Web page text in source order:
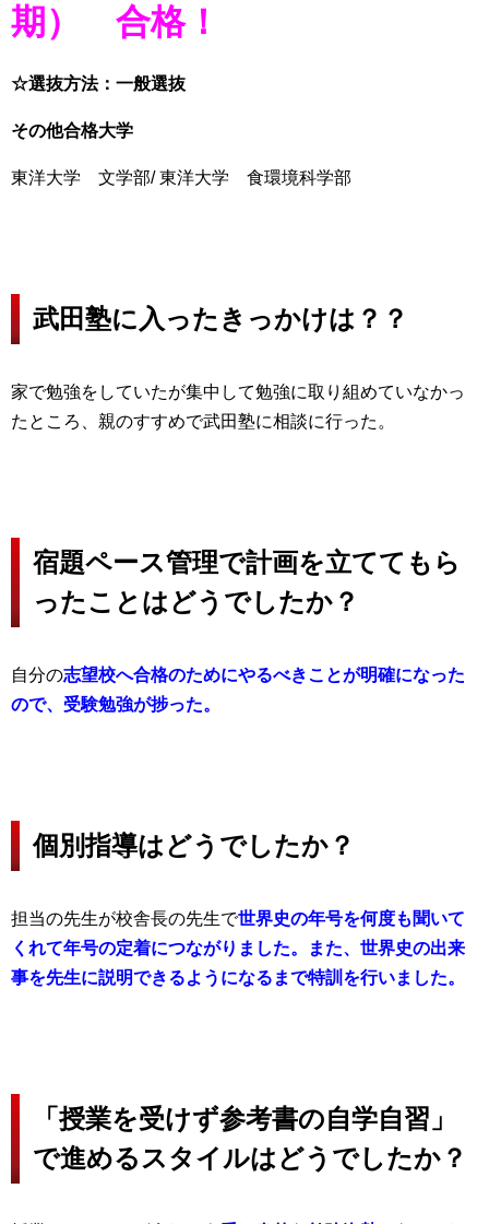
期） 合格！
☆選抜方法：一般選抜
その他合格大学
東洋大学 文学部/ 東洋大学 食環境科学部
武田塾に入ったきっかけは？？
家で勉強をしていたが集中して勉強に取り組めていなかっ
たところ、親のすすめで武田塾に相談に行った。
宿題ペース管理で計画を立ててもら
ったことはどうでしたか？
自分の志望校へ合格のためにやるべきことが明確になった
ので、受験勉強が捗った。
個別指導はどうでしたか？
担当の先生が校舎長の先生で世界史の年号を何度も聞いて
くれて年号の定着につながりました。また、世界史の出来
事を先生に説明できるようになるまで特訓を行いました。
「授業を受けず参考書の自学自習」
で進めるスタイルはどうでしたか？